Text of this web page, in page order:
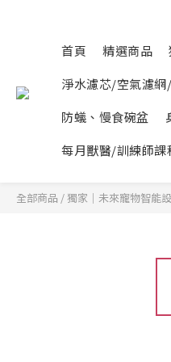
首頁 精選商品
淨水濾芯/空氣濾網
防蟻、慢食碗盆
每月獸醫/訓練師課
全部商品 / 獨家｜未來寵物智能